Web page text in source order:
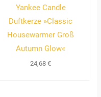
Yankee Candle
Duftkerze »Classic
Housewarmer Groß
Autumn Glow«
24,68€